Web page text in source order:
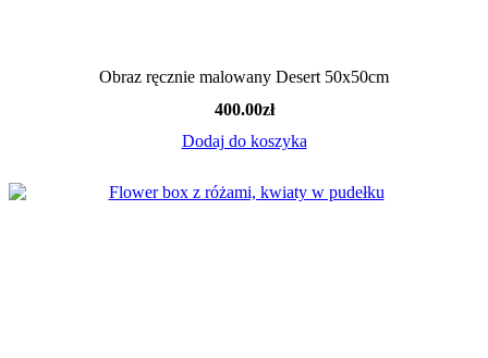
Obraz ręcznie malowany Desert 50x50cm
400.00zł
Dodaj do koszyka